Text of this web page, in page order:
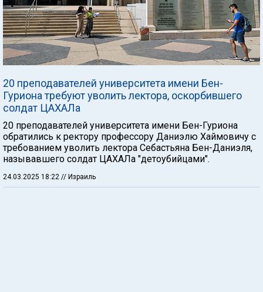
20 преподавателей университета имени Бен-
Гуриона требуют уволить лектора, оскорбившего
солдат ЦАХАЛа
20 преподавателей университета имени Бен-Гуриона
обратились к ректору профессору Даниэлю Хаймовичу с
требованием уволить лектора Себастьяна Бен-Даниэля,
называвшего солдат ЦАХАЛа "детоубийцами".
24.03.2025 18:22 // Израиль